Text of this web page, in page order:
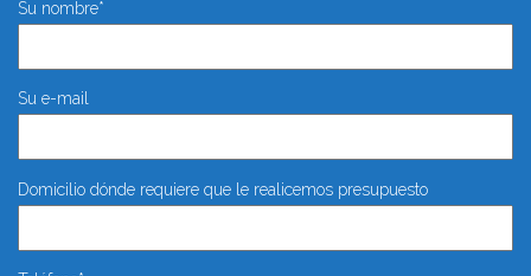
Su nombre*
Su e-mail
Domicilio dónde requiere que le realicemos presupuesto